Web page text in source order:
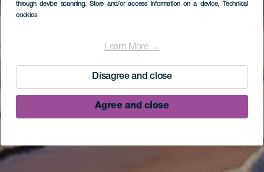
through device scanning, Store and/or access information on a device, Technical
cookies
Learn More →
Disagree and close
Agree and close